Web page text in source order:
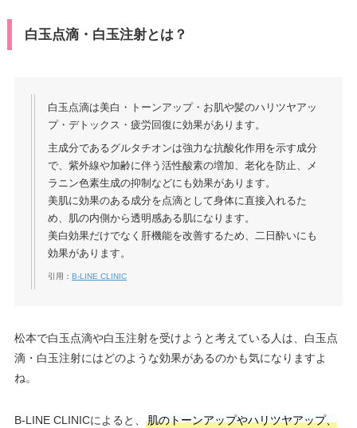
白玉点滴・白玉注射とは？
白玉点滴は美白・トーンアップ・お肌や髪のハリツヤアッ
プ・デトックス・疲労回復に効果があります。
主成分であるグルタチオンは強⼒な抗酸化作⽤を⽰す成分
で、紫外線や加齢に伴う活性酸素の増加、⽼化を防⽌、メ
ラニン⾊素⽣成の抑制などにも効果があります。
美肌に効果のある成分を点滴として身体に直接入れるた
め、肌の内側から透明感ある肌になります。
美白効果だけでなく肝機能を改善するため、二日酔いにも
効果があります。
引用： B-LINE CLINIC
松本で白玉点滴や白玉注射を受けようと考えている人は、白玉点
滴・白玉注射にはどのような効果があるのかも気になりますよ
ね。
B-LINE CLINICによると、
肌のトーンアップやハリツヤアップ、